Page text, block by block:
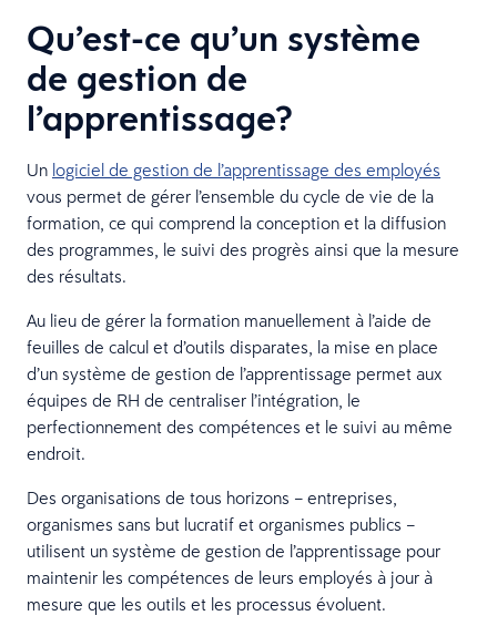
Qu’est-ce qu’un système
de gestion de
l’apprentissage?
Un logiciel de gestion de l’apprentissage des employés
vous permet de gérer l’ensemble du cycle de vie de la
formation, ce qui comprend la conception et la diffusion
des programmes, le suivi des progrès ainsi que la mesure
des résultats.
Au lieu de gérer la formation manuellement à l’aide de
feuilles de calcul et d’outils disparates, la mise en place
d’un système de gestion de l’apprentissage permet aux
équipes de RH de centraliser l’intégration, le
perfectionnement des compétences et le suivi au même
endroit.
Des organisations de tous horizons – entreprises,
organismes sans but lucratif et organismes publics –
utilisent un système de gestion de l’apprentissage pour
maintenir les compétences de leurs employés à jour à
mesure que les outils et les processus évoluent.